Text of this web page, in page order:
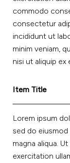
commodo
consectetur
incididunt ut
minim veniam,
nisi ut aliquip
Item Title
Lorem ipsum
sed do
magna aliqua.
exercitation